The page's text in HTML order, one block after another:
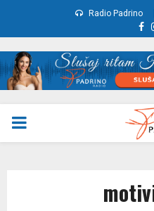
Radio Padrino
PRIMARY